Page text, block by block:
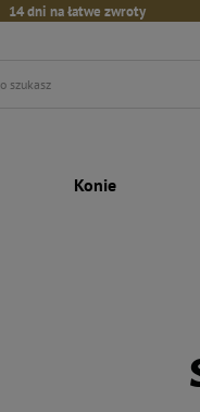
14 dni na łatwe zwroty
Konie